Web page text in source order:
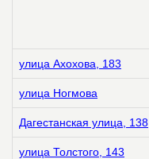
улица Ахохова, 183
улица Ногмова
Дагестанская улица, 138
улица Толстого, 143